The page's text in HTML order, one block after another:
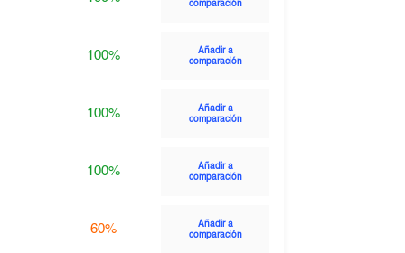
comparación
100%
Añadir a
comparación
100%
Añadir a
comparación
100%
Añadir a
comparación
60%
Añadir a
comparación